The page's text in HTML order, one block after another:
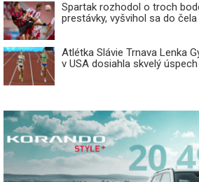
Spartak rozhodol o troch
prestávky, vyšvihol sa do
Atlétka Slávie Trnava Lenka
v USA dosiahla skvelý úspech